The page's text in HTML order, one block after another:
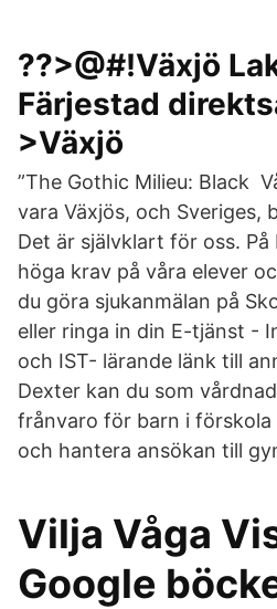
??>@#!Växjö
Färjestad
>Växjö
”The Gothic Milieu: Black
vara Växjös, och Sveriges,
Det är självklart för oss. På
höga krav på våra elever
du göra sjukanmälan på
eller ringa in din E-tjänst -
och IST- lärande länk till
Dexter kan du som
frånvaro för barn i förskola
och hantera ansökan till
Vilja Våga
Google